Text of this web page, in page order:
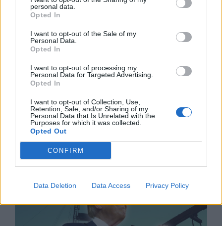
personal data.
Opted In
I want to opt-out of the Sale of my
Personal Data.
Opted In
I want to opt-out of processing my
Personal Data for Targeted Advertising.
Opted In
I want to opt-out of Collection, Use,
Retention, Sale, and/or Sharing of my
Personal Data that Is Unrelated with the
Purposes for which it was collected.
Opted Out
CONFIRM
Data Deletion Data Access Privacy Policy
Природен газ от Кипър ще потече към
Европа през 2028 година
09.08.2026 / 17:30